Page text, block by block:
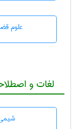
علوم
لغات و